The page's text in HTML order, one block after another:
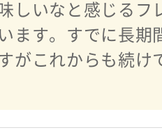
しいなと感じるフ
ます。すでに長期
がこれからも続け